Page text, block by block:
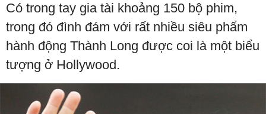
Có trong tay gia tài khoảng 150 bộ phim,
trong đó đình đám với rất nhiều siêu phẩm
hành động Thành Long được coi là một biểu
tượng ở Hollywood.